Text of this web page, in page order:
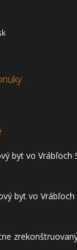
byt vo Vrábľoch
byt vo Vrábľoch